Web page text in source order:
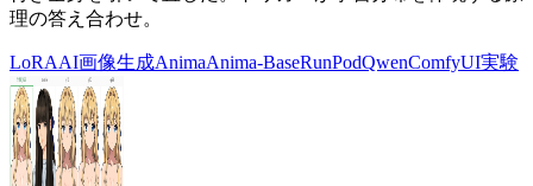
理の答え合わせ。
LoRAAI画像生成AnimaAnima-BaseRunPodQwenComfyUI実験